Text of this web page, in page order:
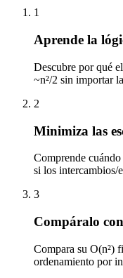
1
Aprende la
Descubre por qué
~n²/2 sin importar
2
Minimiza las
Comprende
si los intercambios/
3
Compáralo
Compara su O(n²)
ordenamiento por